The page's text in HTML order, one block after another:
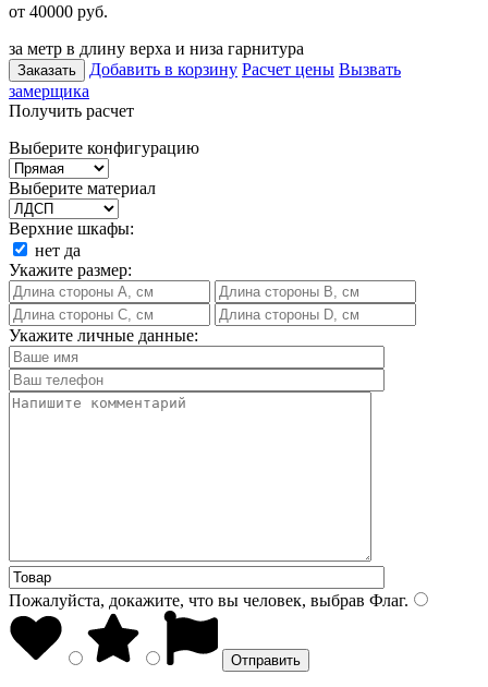
от 40000 руб.
за метр в длину верха и низа гарнитура
Заказать Добавить в корзину Расчет цены Вызвать
замерщика
Получить расчет
Выберите конфигурацию
Выберите материал
Верхние шкафы:
нет да
Укажите размер:
Укажите личные данные:
Пожалуйста, докажите, что вы человек, выбрав Флаг.